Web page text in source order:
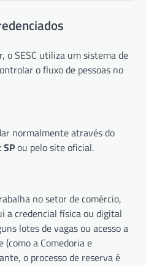
o SESC utiliza um sistema de
o fluxo de pessoas no
normalmente através do
SPou pelo site oficial.
no setor de comércio,
a credencial física ou digital
lotes de vagas ou acesso a
a Comedoria e
o processo de reserva é